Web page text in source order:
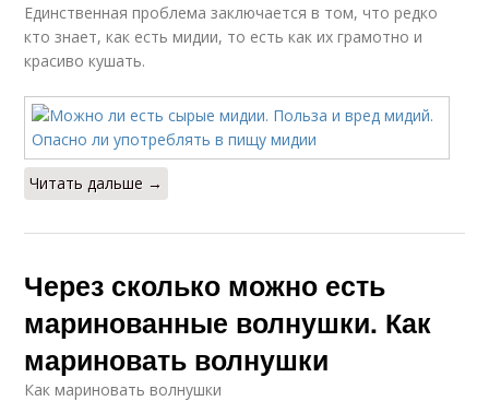
Единственная проблема заключается в том, что редко
кто знает, как есть мидии, то есть как их грамотно и
красиво кушать.
Читать дальше →
Через сколько можно есть
маринованные волнушки. Как
мариновать волнушки
Как мариновать волнушки